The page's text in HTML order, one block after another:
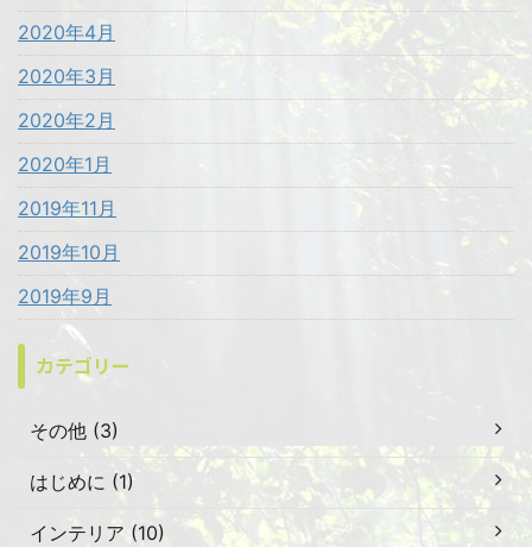
2020年4月
2020年3月
2020年2月
2020年1月
2019年11月
2019年10月
2019年9月
カテゴリー
その他 (3)
はじめに (1)
インテリア (10)